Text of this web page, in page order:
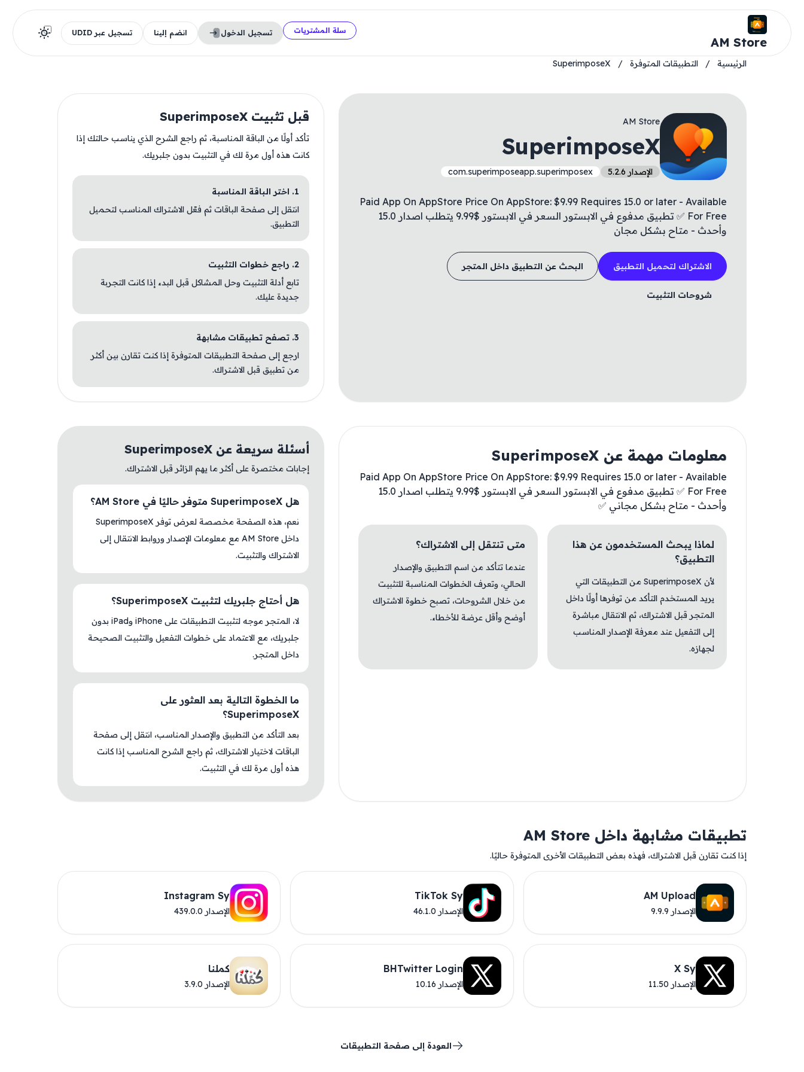
AM Store
سلة المشتريات تسجيل الدخول انضم إلينا تسجيل عبر UDID
الرئيسية / التطبيقات المتوفرة /
SuperimposeX
AM Store
SuperimposeX
الإصدار 5.2.6 com.superimposeapp.superimposex
Paid App On AppStore Price On AppStore: $9.99 Requires 15.0 or later - Available
For Free ✅ تطبيق مدفوع في الابستور السعر في الابستور $9.99 يتطلب اصدار 15.0
وأحدث - متاح بشكل مجان
الاشتراك لتحميل التطبيق البحث عن التطبيق داخل المتجر
شروحات التثبيت
قبل تثبيت SuperimposeX
تأكد أولًا من الباقة المناسبة، ثم راجع الشرح الذي يناسب حالتك إذا
كانت هذه أول مرة لك في التثبيت بدون جلبريك.
1. اختر الباقة المناسبة
انتقل إلى صفحة الباقات ثم فعّل الاشتراك المناسب لتحميل
التطبيق.
2. راجع خطوات التثبيت
تابع أدلة التثبيت وحل المشاكل قبل البدء إذا كانت التجربة
جديدة عليك.
3. تصفح تطبيقات مشابهة
ارجع إلى صفحة التطبيقات المتوفرة إذا كنت تقارن بين أكثر
من تطبيق قبل الاشتراك.
معلومات مهمة عن SuperimposeX
Paid App On AppStore Price On AppStore: $9.99 Requires 15.0 or later - Available
For Free ✅ تطبيق مدفوع في الابستور السعر في الابستور $9.99 يتطلب اصدار 15.0
وأحدث - متاح بشكل مجاني ✅
لماذا يبحث المستخدمون عن هذا
التطبيق؟
لأن SuperimposeX من التطبيقات التي
يريد المستخدم التأكد من توفرها أولًا داخل
المتجر قبل الاشتراك، ثم الانتقال مباشرة
إلى التفعيل عند معرفة الإصدار المناسب
لجهازه.
متى تنتقل إلى الاشتراك؟
عندما تتأكد من اسم التطبيق والإصدار
الحالي، وتعرف الخطوات المناسبة للتثبيت
من خلال الشروحات، تصبح خطوة الاشتراك
أوضح وأقل عرضة للأخطاء.
أسئلة سريعة عن SuperimposeX
إجابات مختصرة على أكثر ما يهم الزائر قبل الاشتراك.
هل SuperimposeX متوفر حاليًا في AM Store؟
نعم، هذه الصفحة مخصصة لعرض توفر SuperimposeX
داخل AM Store مع معلومات الإصدار وروابط الانتقال إلى
الاشتراك والتثبيت.
هل أحتاج جلبريك لتثبيت SuperimposeX؟
لا، المتجر موجه لتثبيت التطبيقات على iPhone وiPad بدون
جلبريك، مع الاعتماد على خطوات التفعيل والتثبيت الصحيحة
داخل المتجر.
ما الخطوة التالية بعد العثور على
SuperimposeX؟
بعد التأكد من التطبيق والإصدار المناسب، انتقل إلى صفحة
الباقات لاختيار الاشتراك، ثم راجع الشرح المناسب إذا كانت
هذه أول مرة لك في التثبيت.
تطبيقات مشابهة داخل AM Store
إذا كنت تقارن قبل الاشتراك، فهذه بعض التطبيقات الأخرى المتوفرة حاليًا.
AM Upload
الإصدار 9.9.9
TikTok Sy
الإصدار 46.1.0
Instagram Sy
الإصدار 439.0.0
X Sy
الإصدار 11.50
BHTwitter Login
الإصدار 10.16
كملنا
الإصدار 3.9.0
العودة إلى صفحة التطبيقات